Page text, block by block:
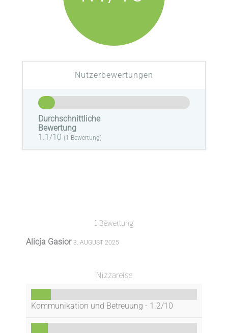
Nutzerbewertungen
Durchschnittliche
Bewertung
1.1/10 (1 Bewertung)
1 Bewertung
Alicja Gasior 3. AUGUST 2025
Nizzareise
Kommunikation und Betreuung - 1.2/10